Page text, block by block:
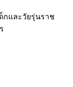
และวัยรุ่นราช